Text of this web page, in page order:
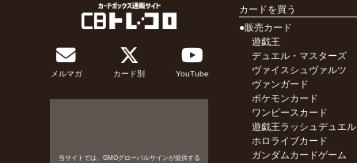
メルマガ カード別 YouTube
当サイトでは、GMOグローバルサインが提供する
カードを買う
●販売カード
遊戯王
デュエル・マスターズ
ヴァイスシュヴァルツ
ヴァンガード
ポケモンカード
ワンピースカード
遊戯王ラッシュデュエル
ホロライブカード
ガンダムカードゲーム